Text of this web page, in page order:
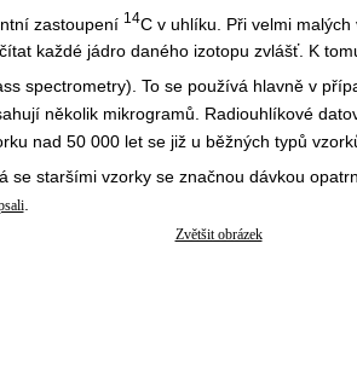
zastoupení 14C v uhlíku. Při velmi
každé jádro daného izotopu zvlášť. K
spectrometry). To se používá hlavně v
několik mikrogramů. Radiouhlíkové
nad 50 000 let se již u běžných typů
se staršími vzorky se značnou dávkou
.
Zvětšit obrázek